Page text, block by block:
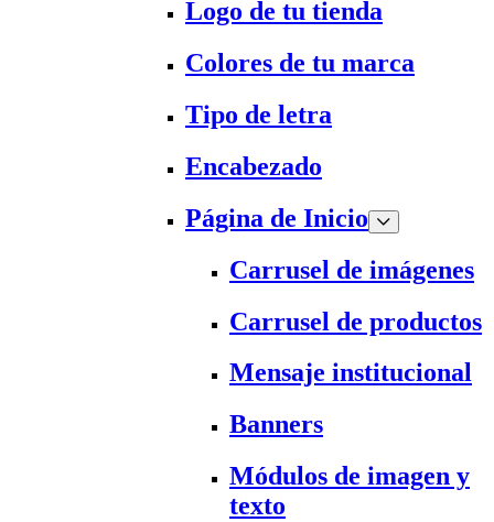
Logo de tu tienda
Colores de tu marca
Tipo de letra
Encabezado
Página de Inicio
Carrusel de imágenes
Carrusel de productos
Mensaje institucional
Banners
Módulos de imagen y
texto